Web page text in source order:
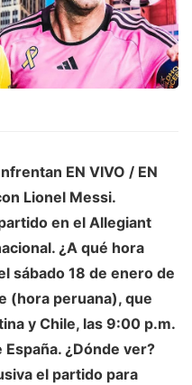
EN VIVO / EN
Lionel Messi.
en el Allegiant
¿A qué hora
sábado 18 de enero de
(hora peruana), que
y Chile, las 9:00 p.m.
¿Dónde ver?
el partido para